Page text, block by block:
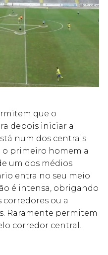
que o
depois iniciar a
num dos centrais
o primeiro homem a
um dos médios
entra no seu meio
é intensa, obrigando
corredores ou a
Raramente permitem
corredor central.